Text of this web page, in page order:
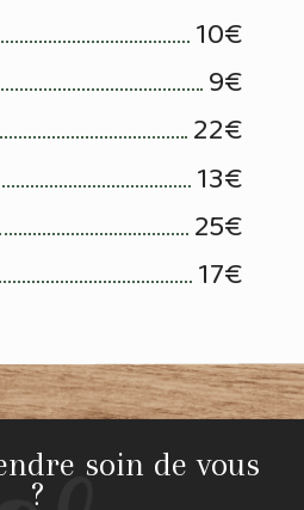
10€
9€
22€
13€
25€
17€
soin de vous
?